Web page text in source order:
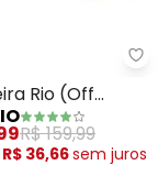
Sneaker
Rio (Off
Sintético
R$ 159,99
R$ 36,66sem juros